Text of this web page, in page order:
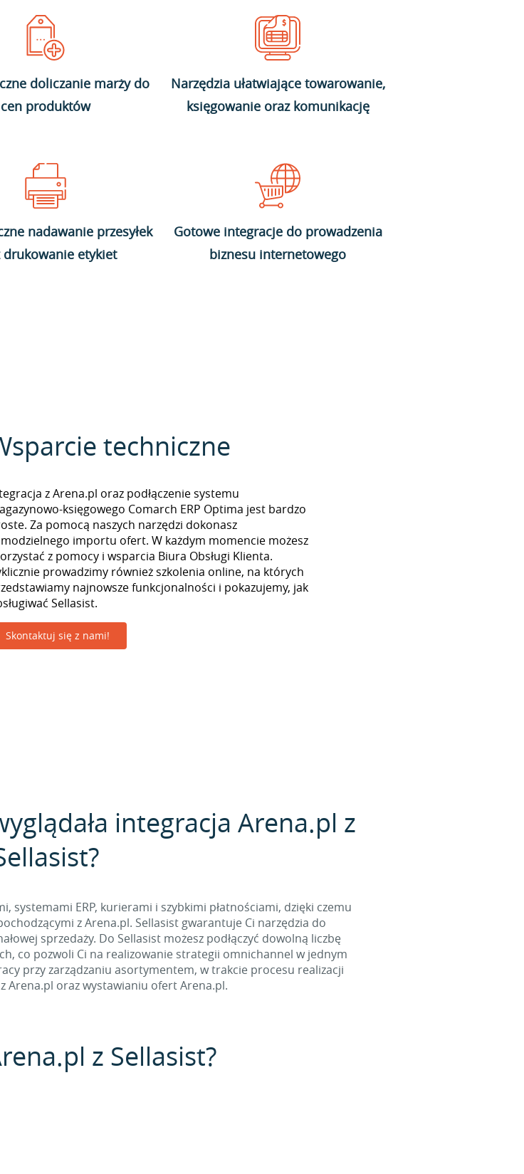
doliczanie marży do
cen produktów
Narzędzia ułatwiające towarowanie,
księgowanie oraz komunikację
nadawanie przesyłek
drukowanie etykiet
Gotowe integracje do prowadzenia
biznesu internetowego
techniczne
z Arena.pl oraz podłączenie systemu
księgowego Comarch ERP Optima jest bardzo
Za pomocą naszych narzędzi dokonasz
importu ofert. W każdym momencie możesz
z pomocy i wsparcia Biura Obsługi Klienta.
prowadzimy również szkolenia online, na których
najnowsze funkcjonalności i pokazujemy, jak
Sellasist.
Skontaktuj się z nami!
integracja Arena.pl z
systemami ERP, kurierami i szybkimi płatnościami, dzięki czemu
z Arena.pl. Sellasist gwarantuje Ci narzędzia do
sprzedaży. Do Sellasist możesz podłączyć dowolną liczbę
co pozwoli Ci na realizowanie strategii omnichannel w jednym
przy zarządzaniu asortymentem, w trakcie procesu realizacji
Arena.pl oraz wystawianiu ofert Arena.pl.
z Sellasist?